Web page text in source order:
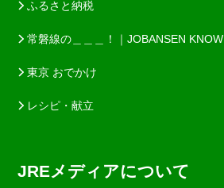
ふるさと納税
常磐線の＿＿＿！｜JOBANSEN KNOW
東京 おでかけ
レシピ・献立
JREメディアについて